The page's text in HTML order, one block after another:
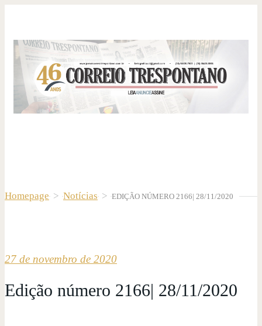
Homepage > Notícias > EDIÇÃO NÚMERO 2166| 28/11/2020
27 de novembro de 2020
Edição número 2166| 28/11/2020